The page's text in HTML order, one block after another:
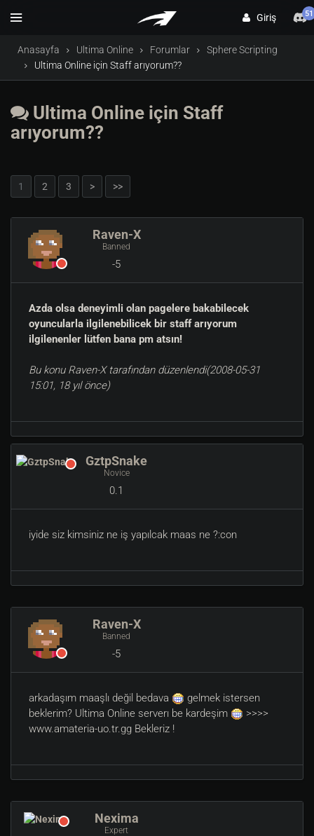
Giriş 51
Anasayfa Ultima Online Forumlar
Sphere Scripting
Ultima Online için Staff arıyorum??
Ultima Online için Staff
arıyorum??
1 2 3 > >>
Raven-X
Banned
-5
Azda olsa deneyimli olan pagelere bakabilecek
oyuncularla ilgilenebilicek bir staff arıyorum
ilgilenenler lütfen bana pm atsın!
Bu konu Raven-X tarafından düzenlendi(2008-05-31
15:01, 18 yıl önce)
GztpSnake
Novice
0.1
iyide siz kimsiniz ne iş yapılcak maas ne ?:con
Raven-X
Banned
-5
arkadaşım maaşlı değil bedava
gelmek istersen
beklerim? Ultima Online serverı be kardeşim
>>>>
www.amateria-uo.tr.gg Bekleriz !
Nexima
Expert